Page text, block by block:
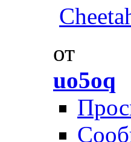
от
uo5oq